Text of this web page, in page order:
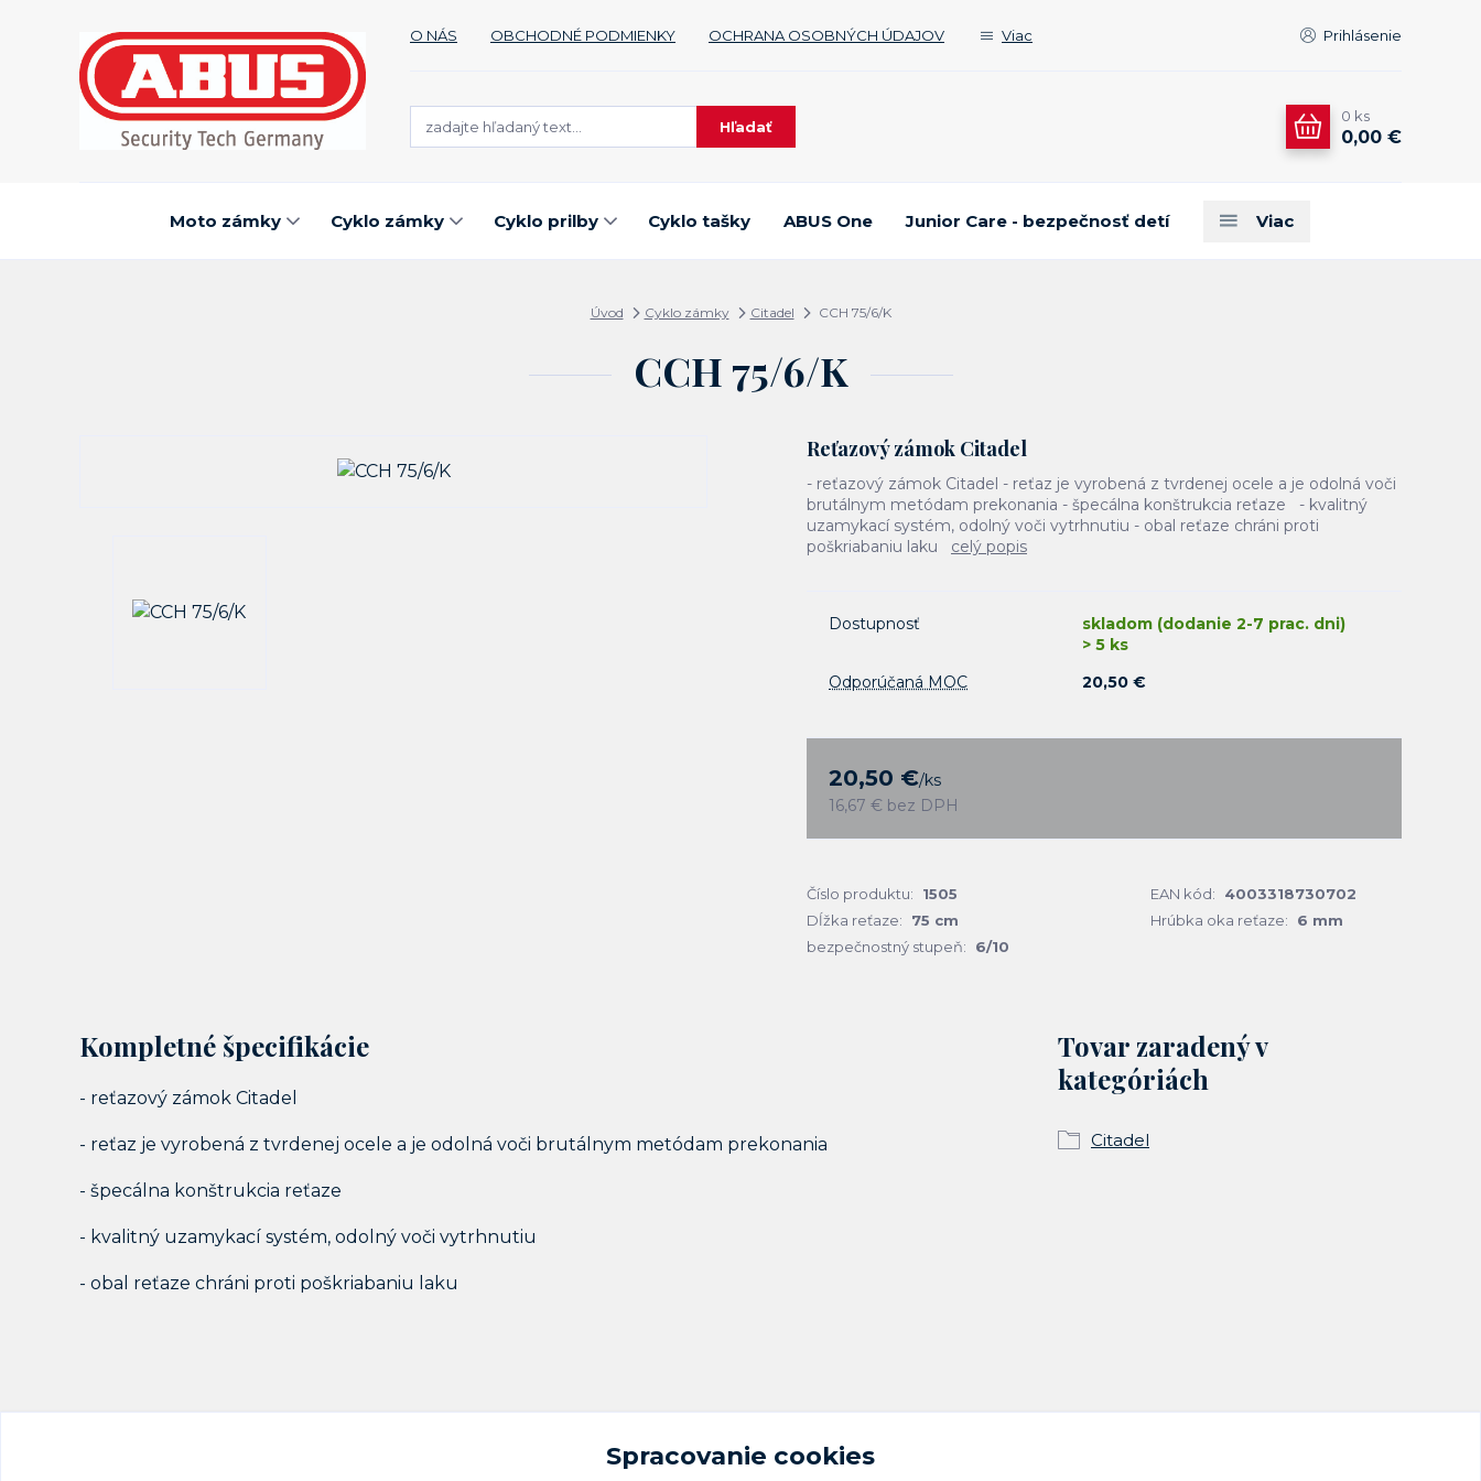
O NÁS OBCHODNÉ PODMIENKY OCHRANA OSOBNÝCH ÚDAJOV Viac Prihlásenie
Hľadať
0 ks
0,00 €
Moto zámky Cyklo zámky Cyklo prilby Cyklo tašky ABUS One Junior Care - bezpečnosť detí Viac
Úvod Cyklo zámky Citadel CCH 75/6/K
CCH 75/6/K
Reťazový zámok Citadel
- reťazový zámok Citadel - reťaz je vyrobená z tvrdenej ocele a je odolná voči
brutálnym metódam prekonania - špecálna konštrukcia reťaze - kvalitný
uzamykací systém, odolný voči vytrhnutiu - obal reťaze chráni proti
poškriabaniu laku celý popis
Dostupnosť
skladom (dodanie 2-7 prac. dni)
> 5 ks
Odporúčaná MOC
20,50 €
20,50 €/ks
16,67 € bez DPH
Číslo produktu: 1505 EAN kód:
4003318730702
Dĺžka reťaze:
75 cm Hrúbka oka reťaze:
6 mm
bezpečnostný stupeň:
6/10
Kompletné špecifikácie
- reťazový zámok Citadel
- reťaz je vyrobená z tvrdenej ocele a je odolná voči brutálnym metódam prekonania
- špecálna konštrukcia reťaze
- kvalitný uzamykací systém, odolný voči vytrhnutiu
- obal reťaze chráni proti poškriabaniu laku
Tovar zaradený v
kategóriách
Citadel
Spracovanie cookies